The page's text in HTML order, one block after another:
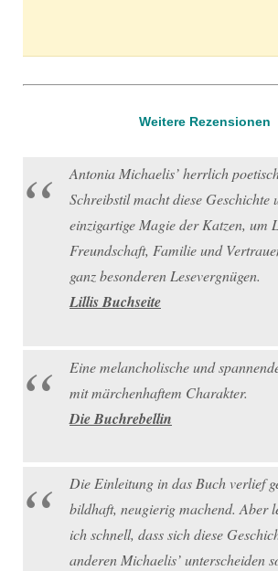
Weitere Rezensionen
Antonia Michaelis’ herrlich
Schreibstil macht diese Geschichte
einzigartige Magie der Katzen, um
Freundschaft, Familie und
ganz besonderen Lesevergnügen.
Lillis Buchseite
Eine melancholische und
mit märchenhaftem Charakter.
Die Buchrebellin
Die Einleitung in das Buch verlief
bildhaft, neugierig machend. Aber
ich schnell, dass sich diese
anderen Michaelis’ unterscheiden